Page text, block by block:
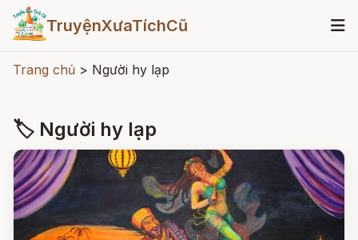
TruyệnXưaTíchCũ
Trang chủ > Người hy lạp
🏷 Người hy lạp